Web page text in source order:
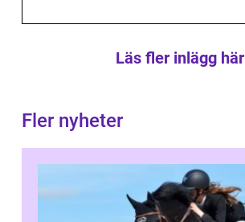
Läs fler inlägg här
Fler nyheter